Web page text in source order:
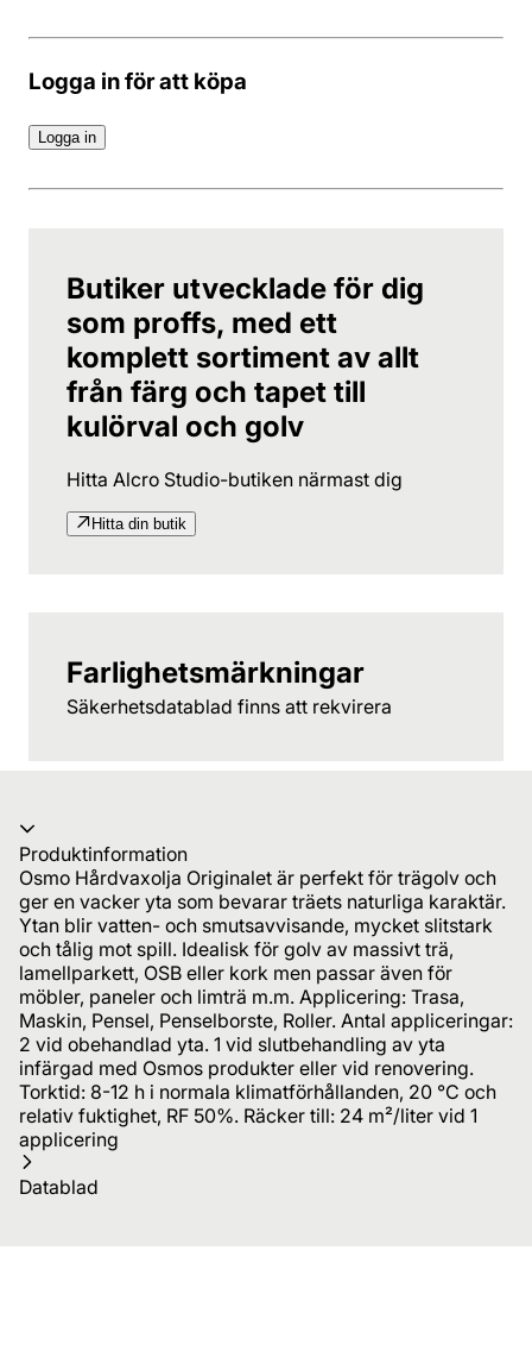
Logga in för att köpa
Logga in
Butiker utvecklade för dig
som proffs, med ett
komplett sortiment av allt
från färg och tapet till
kulörval och golv
Hitta Alcro Studio-butiken närmast dig
Hitta din butik
Farlighetsmärkningar
Säkerhetsdatablad finns att rekvirera
Produktinformation
Osmo Hårdvaxolja Originalet är perfekt för trägolv och
ger en vacker yta som bevarar träets naturliga karaktär.
Ytan blir vatten- och smutsavvisande, mycket slitstark
och tålig mot spill. Idealisk för golv av massivt trä,
lamellparkett, OSB eller kork men passar även för
möbler, paneler och limträ m.m. Applicering: Trasa,
Maskin, Pensel, Penselborste, Roller. Antal appliceringar:
2 vid obehandlad yta. 1 vid slutbehandling av yta
infärgad med Osmos produkter eller vid renovering.
Torktid: 8-12 h i normala klimatförhållanden, 20 °C och
relativ fuktighet, RF 50%. Räcker till: 24 m²/liter vid 1
applicering
Datablad